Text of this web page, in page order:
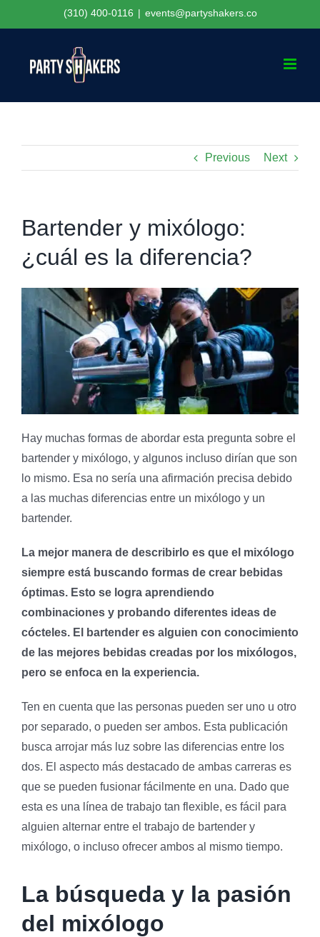
to
(310) 400-0116 | events@partyshakers.co
Previous Next
Bartender y mixólogo:
¿cuál es la diferencia?
Hay muchas formas de abordar esta pregunta sobre el
bartender y mixólogo, y algunos incluso dirían que son
lo mismo. Esa no sería una afirmación precisa debido
a las muchas diferencias entre un mixólogo y un
bartender.
La mejor manera de describirlo es que el mixólogo
siempre está buscando formas de crear bebidas
óptimas. Esto se logra aprendiendo
combinaciones y probando diferentes ideas de
cócteles. El bartender es alguien con conocimiento
de las mejores bebidas creadas por los mixólogos,
pero se enfoca en la experiencia.
Ten en cuenta que las personas pueden ser uno u otro
por separado, o pueden ser ambos. Esta publicación
busca arrojar más luz sobre las diferencias entre los
dos. El aspecto más destacado de ambas carreras es
que se pueden fusionar fácilmente en una. Dado que
esta es una línea de trabajo tan flexible, es fácil para
alguien alternar entre el trabajo de bartender y
mixólogo, o incluso ofrecer ambos al mismo tiempo.
La búsqueda y la pasión
del mixólogo